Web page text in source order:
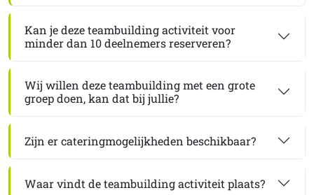
Kan je deze teambuilding activiteit voor
minder dan 10 deelnemers reserveren?
Wij willen deze teambuilding met een grote
groep doen, kan dat bij jullie?
Zijn er cateringmogelijkheden beschikbaar?
Waar vindt de teambuilding activiteit plaats?